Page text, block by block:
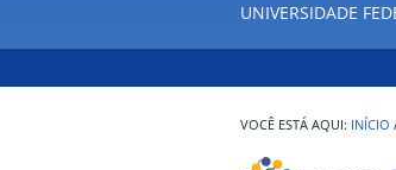
UNIVERSIDADE
INÍCIO